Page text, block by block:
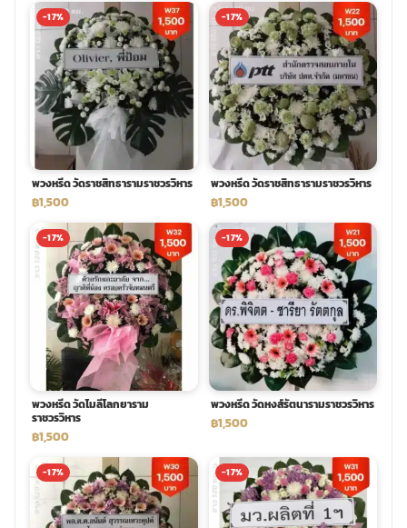
ดอกไม้งานศพ ออนไลน์
พวงดอกไม้งานศพ
tpdecorate ปูพื้น
-17%
พวงหรีด วัดราชสิทธารามราชวรวิหาร
฿1,500
-17%
พวงหรีด วัดราชสิทธารามราชวรวิหาร
฿1,500
-17%
พวงหรีด วัดโมลีโลกยาราม
ราชวรวิหาร
฿1,500
-17%
พวงหรีด วัดหงส์รัตนารามราชวรวิหาร
฿1,500
-17% -17%